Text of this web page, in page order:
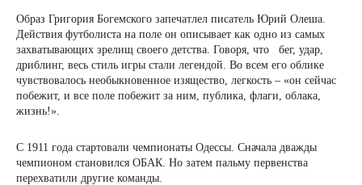
Образ Григория Богемского запечатлел писатель Юрий Олеша.
Действия футболиста на поле он описывает как одно из самых
захватывающих зрелищ своего детства. Говоря, что бег, удар,
дриблинг, весь стиль игры стали легендой. Во всем его облике
чувствовалось необыкновенное изящество, легкость – «он сейчас
побежит, и все поле побежит за ним, публика, флаги, облака,
жизнь!».
С 1911 года стартовали чемпионаты Одессы. Сначала дважды
чемпионом становился ОБАК. Но затем пальму первенства
перехватили другие команды.